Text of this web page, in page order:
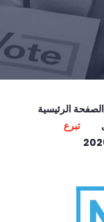
الصفحة الرئيسية
تبرع